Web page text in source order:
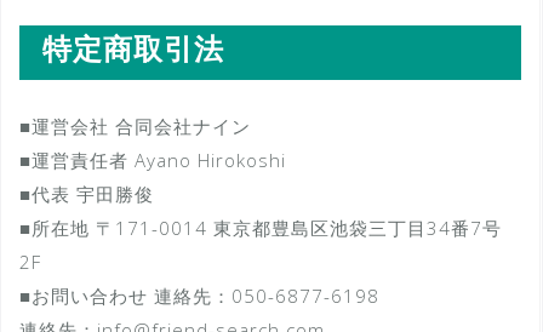
特定商取引法
■運営会社 合同会社ナイン
■運営責任者 Ayano Hirokoshi
■代表 宇田勝俊
■所在地 〒171-0014 東京都豊島区池袋三丁目34番7号
2F
■お問い合わせ 連絡先：050-6877-6198